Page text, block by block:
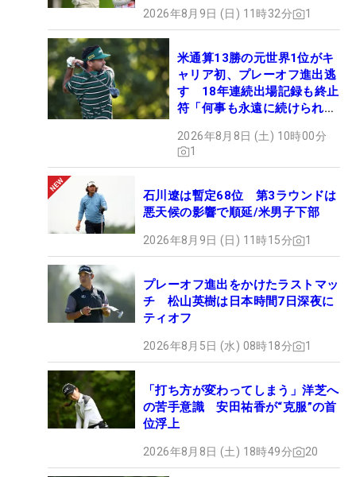
2026年8月9日 (日) 11時32分 1
米通算13勝の元世界1位がキ
ャリア初、プレーオフ進出逃
す 18年連続出場記録も終止
符「何事も永遠に続けられな
2026年8月8日 (土) 10時00分
1
石川遼は暫定68位 第3ラウンドは
悪天候の影響で順延/米男子下部
2026年8月9日 (日) 11時15分 1
プレーオフ進出をかけたラストマッ
チ 松山英樹は日本時間7日深夜に
ティオフ
2026年8月5日 (水) 08時18分 1
「打ち方が変わってしまう」洋芝へ
の苦手意識 安田祐香が“克服”の首
位浮上
2026年8月8日 (土) 18時49分 20